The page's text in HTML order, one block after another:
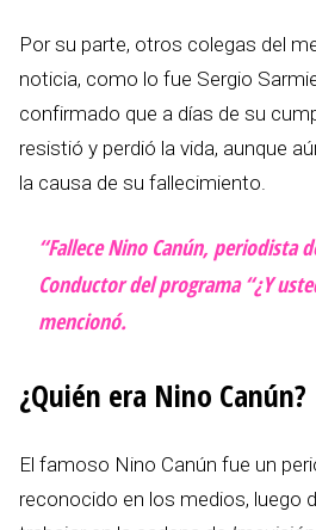
Por su parte, otros colegas del
noticia, como lo fue Sergio
confirmado que a días de su
resistió y perdió la vida, aunque
la causa de su fallecimiento.
“Fallece Nino Canún, periodista
Conductor del programa “¿Y
mencionó.
¿Quién era Nino Canún?
El famoso Nino Canún fue un
reconocido en los medios, luego